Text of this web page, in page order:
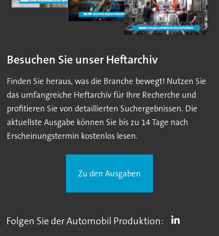
Besuchen Sie unser Heftarchiv
Finden Sie heraus, was die Branche bewegt! Nutzen Sie
das umfangreiche Heftarchiv für Ihre Recherche und
profitieren Sie von detaillierten Suchergebnissen. Die
aktuellste Ausgabe können Sie bis zu 14 Tage nach
Erscheinungstermin kostenlos lesen.
Zu den Ausgaben
Folgen Sie der Automobil Produktion: